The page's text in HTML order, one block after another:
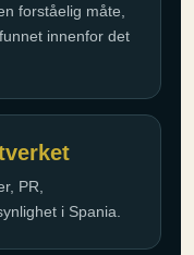
forståelig måte,
innenfor det
PR,
i Spania.